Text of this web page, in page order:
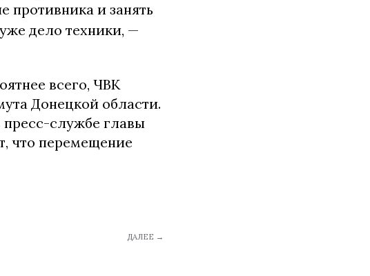
и занять
дело техники, —
всего, ЧВК
Донецкой области.
службе главы
что перемещение
ДАЛЕЕ →